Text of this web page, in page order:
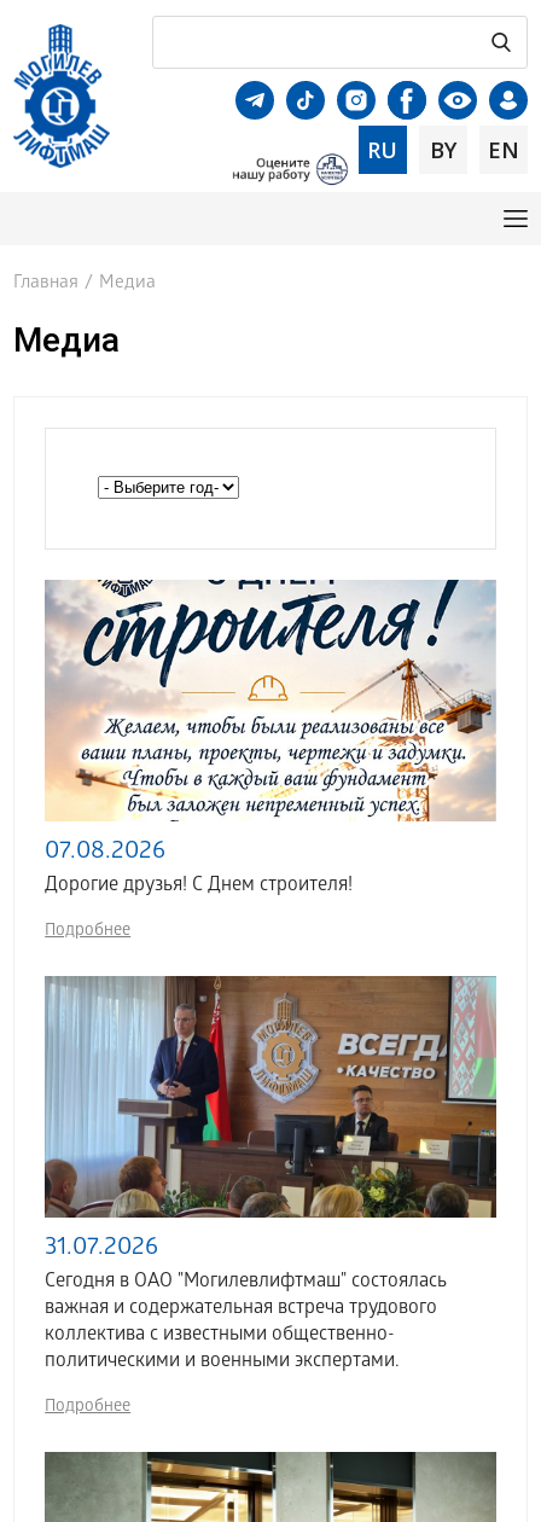
RU BY EN
Главная / Медиа
Медиа
07.08.2026
Дорогие друзья! С Днем строителя!
Подробнее
31.07.2026
Сегодня в ОАО "Могилевлифтмаш" состоялась
важная и содержательная встреча трудового
коллектива с известными общественно-
политическими и военными экспертами.
Подробнее